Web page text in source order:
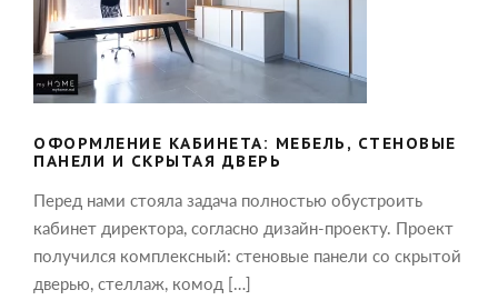
СТЕНОВЫЕ ПАНЕЛИ И СКРЫТАЯ
ОФОРМЛЕНИЕ КАБИНЕТА: МЕБЕЛЬ, СТЕНОВЫЕ
ПАНЕЛИ И СКРЫТАЯ ДВЕРЬ
Перед нами стояла задача полностью обустроить
кабинет директора, согласно дизайн-проекту. Проект
получился комплексный: стеновые панели со скрытой
дверью, стеллаж, комод […]